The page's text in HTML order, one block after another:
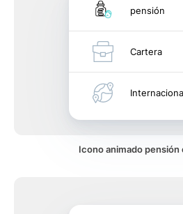
pensión
Cartera
Icono animado pensión